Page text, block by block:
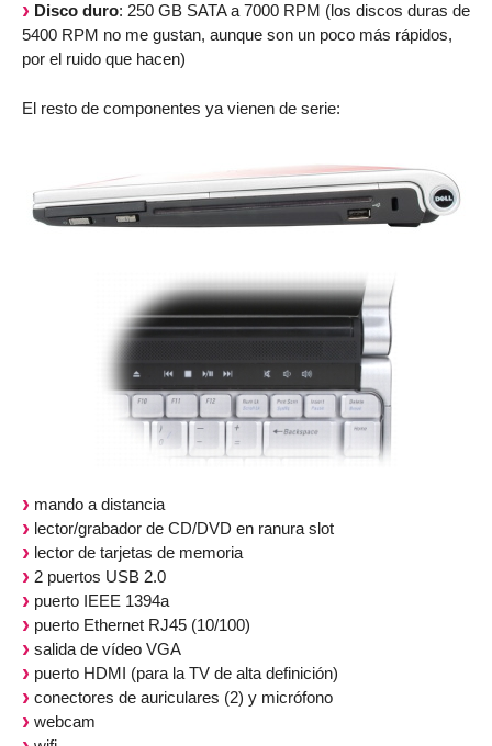
Disco duro: 250 GB SATA a 7000 RPM (los discos duras de
5400 RPM no me gustan, aunque son un poco más rápidos,
por el ruido que hacen)
El resto de componentes ya vienen de serie:
mando a distancia
lector/grabador de CD/DVD en ranura slot
lector de tarjetas de memoria
2 puertos USB 2.0
puerto IEEE 1394a
puerto Ethernet RJ45 (10/100)
salida de vídeo VGA
puerto HDMI (para la TV de alta definición)
conectores de auriculares (2) y micrófono
webcam